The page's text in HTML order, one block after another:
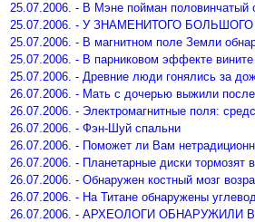
25.07.2006. - В Мэне пойман половинчатый
25.07.2006. - У ЗНАМЕНИТОГО
25.07.2006. - В магнитном поле Земли
25.07.2006. - В парниковом эффекте
25.07.2006. - Древние люди гонялись за
26.07.2006. - Мать с дочерью выжили после
26.07.2006. - Электромагнитные поля:
26.07.2006. - Фэн-Шуй спальни
26.07.2006. - Поможет ли Вам
26.07.2006. - Планетарные диски тормозят
26.07.2006. - Обнаружен костный мозг
26.07.2006. - На Титане обнаружены
26.07.2006. - АРХЕОЛОГИ